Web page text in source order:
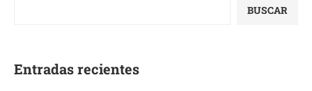
BUSCAR
Entradas recientes